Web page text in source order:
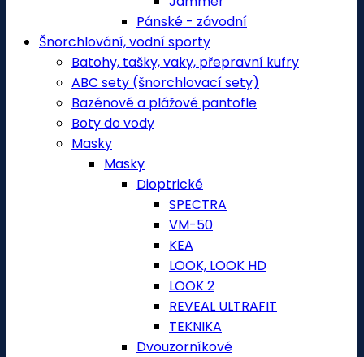
Pánské - závodní
Šnorchlování, vodní sporty
Batohy, tašky, vaky, přepravní kufry
ABC sety (šnorchlovací sety)
Bazénové a plážové pantofle
Boty do vody
Masky
Masky
Dioptrické
SPECTRA
VM-50
KEA
LOOK, LOOK HD
LOOK 2
REVEAL ULTRAFIT
TEKNIKA
Dvouzorníkové